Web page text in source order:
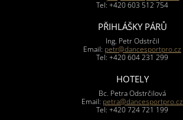
Tel: +420 603 512 754
PŘIHLÁŠKY PÁRŮ
Ing. Petr Odstrčil
Email: petr@dancesportpro.cz
Tel: +420 604 231 299
HOTELY
Bc. Petra Odstrčilová
Email: petra@dancesportpro.cz
Tel: +420 724 721 199